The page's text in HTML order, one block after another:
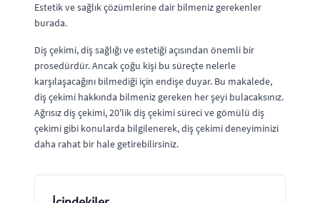
Estetik ve sağlık çözümlerine dair bilmeniz gerekenler
burada.
Diş çekimi, diş sağlığı ve estetiği açısından önemli bir
prosedürdür. Ancak çoğu kişi bu süreçte nelerle
karşılaşacağını bilmediği için endişe duyar. Bu makalede,
diş çekimi hakkında bilmeniz gereken her şeyi bulacaksınız.
Ağrısız diş çekimi, 20'lik diş çekimi süreci ve gömülü diş
çekimi gibi konularda bilgilenerek, diş çekimi deneyiminizi
daha rahat bir hale getirebilirsiniz.